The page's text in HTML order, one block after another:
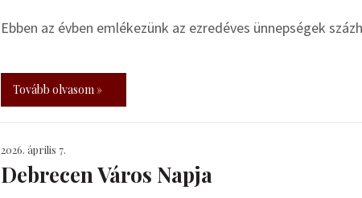
Ebben az évben emlékezünk az ezredéves ünnepségek
Tovább olvasom »
2026. április 7.
Debrecen Város Napja